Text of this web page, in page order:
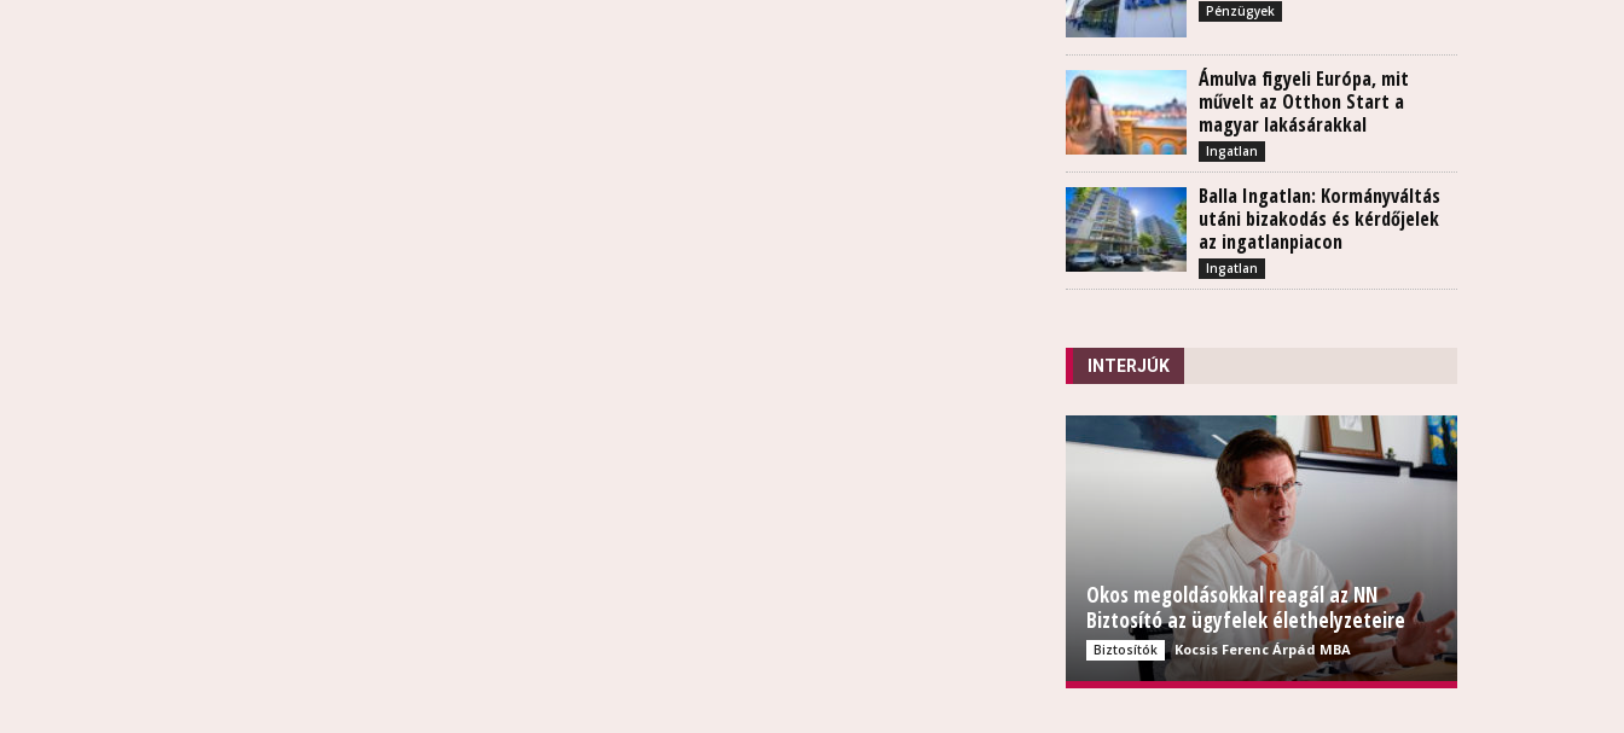
Pénzügyek
Ámulva figyeli Európa, mit
művelt az Otthon Start a
magyar lakásárakkal
Ingatlan
Balla Ingatlan: Kormányváltás
utáni bizakodás és kérdőjelek
az ingatlanpiacon
Ingatlan
INTERJÚK
Okos megoldásokkal reagál az NN
Biztosító az ügyfelek élethelyzeteire
Biztosítók Kocsis Ferenc Árpád MBA